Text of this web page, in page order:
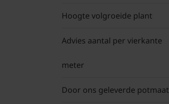
Hoogte volgroeide plant
Advies aantal per vierkante
meter
Door ons geleverde potmaat